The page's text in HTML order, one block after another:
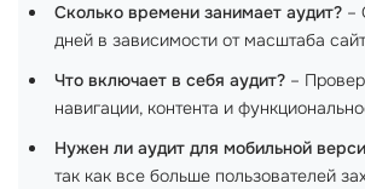
Сколько времени занимает аудит? –
дней в зависимости от масштаба
Что включает в себя аудит? –
навигации, контента и
Нужен ли аудит для мобильной
так как все больше пользователей